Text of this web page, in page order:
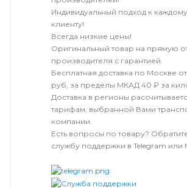
Индивидуальный подход к каждому
клиенту!
Всегда низкие цены!
Оригинальный товар на прямую
производителя с гарантией.
Бесплатная доставка по Москве
руб, за пределы МКАД 40 ₽ за
Доставка в регионы
тарифам, выбранной Вами
компании.
Есть вопросы по товару?
службу поддержки в Telegram или